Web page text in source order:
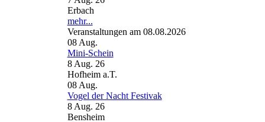
Erbach
mehr...
Veranstaltungen am 08.08.2026
08 Aug.
Mini-Schein
8 Aug. 26
Hofheim a.T.
08 Aug.
Vogel der Nacht Festivak
8 Aug. 26
Bensheim